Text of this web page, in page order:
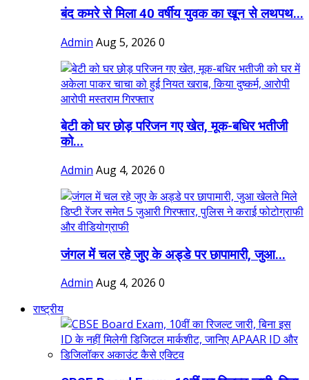
बंद कमरे से मिला 40 वर्षीय युवक का खून से लथपथ...
Admin Aug 5, 2026 0
बेटी को घर छोड़ परिजन गए खेत, मूक-बधिर भतीजी
को...
Admin Aug 4, 2026 0
जंगल में चल रहे जुए के अड्डे पर छापामारी, जुआ...
Admin Aug 4, 2026 0
राष्ट्रीय